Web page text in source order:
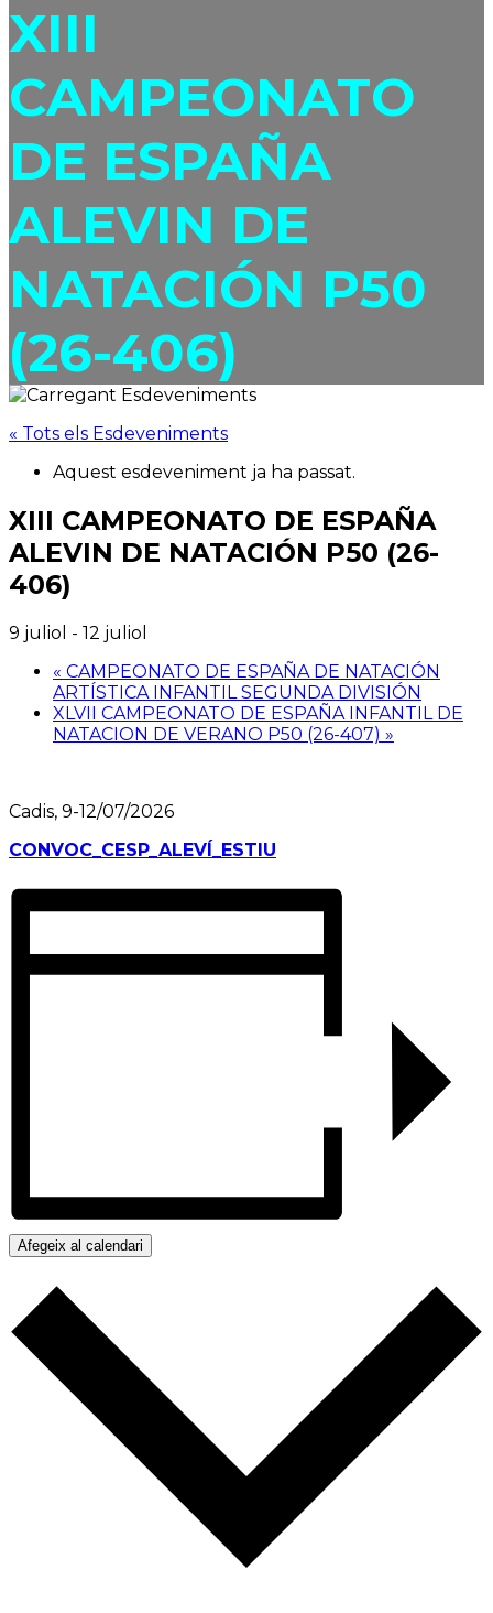
XIII
CAMPEONATO
DE ESPAÑA
ALEVIN DE
NATACIÓN P50
(26-406)
« Tots els Esdeveniments
Aquest esdeveniment ja ha passat.
XIII CAMPEONATO DE ESPAÑA
ALEVIN DE NATACIÓN P50 (26-
406)
9 juliol - 12 juliol
« CAMPEONATO DE ESPAÑA DE NATACIÓN
ARTÍSTICA INFANTIL SEGUNDA DIVISIÓN
XLVII CAMPEONATO DE ESPAÑA INFANTIL DE
NATACION DE VERANO P50 (26-407) »
Cadis, 9-12/07/2026
CONVOC_CESP_ALEVÍ_ESTIU
Afegeix al calendari